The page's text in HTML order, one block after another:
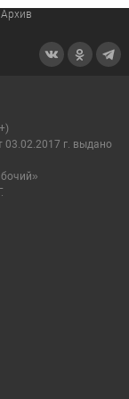
Архив
г. выдано